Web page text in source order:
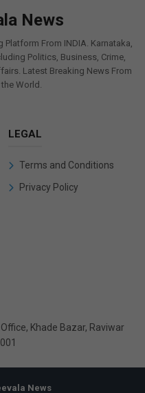
News
From INDIA. Karnataka,
Politics, Business, Crime,
Latest Breaking News From
World.
LEGAL
Terms and Conditions
Privacy Policy
Khade Bazar, Raviwar
News